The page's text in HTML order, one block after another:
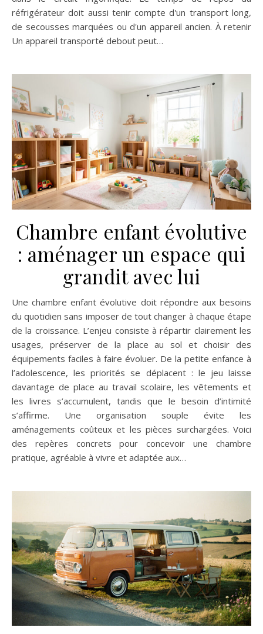
réfrigérateur doit aussi tenir compte d'un transport long,
de secousses marquées ou d'un appareil ancien. À retenir
Un appareil transporté debout peut…
Chambre enfant évolutive
: aménager un espace qui
grandit avec lui
Une chambre enfant évolutive doit répondre aux besoins
du quotidien sans imposer de tout changer à chaque étape
de la croissance. L’enjeu consiste à répartir clairement les
usages, préserver de la place au sol et choisir des
équipements faciles à faire évoluer. De la petite enfance à
l’adolescence, les priorités se déplacent : le jeu laisse
davantage de place au travail scolaire, les vêtements et
les livres s’accumulent, tandis que le besoin d’intimité
s’affirme. Une organisation souple évite les
aménagements coûteux et les pièces surchargées. Voici
des repères concrets pour concevoir une chambre
pratique, agréable à vivre et adaptée aux…